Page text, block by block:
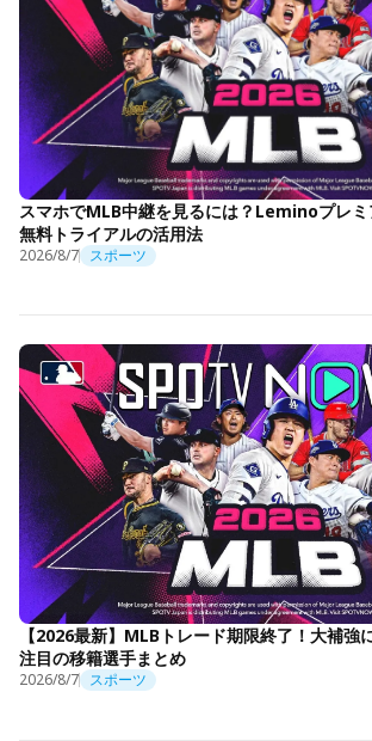
スマホでMLB中継を見るには？Leminoプレミ
無料トライアルの活用法
2026/8/7 スポーツ
【2026最新】MLBトレード期限終了！大補強
注目の移籍選手まとめ
2026/8/7 スポーツ